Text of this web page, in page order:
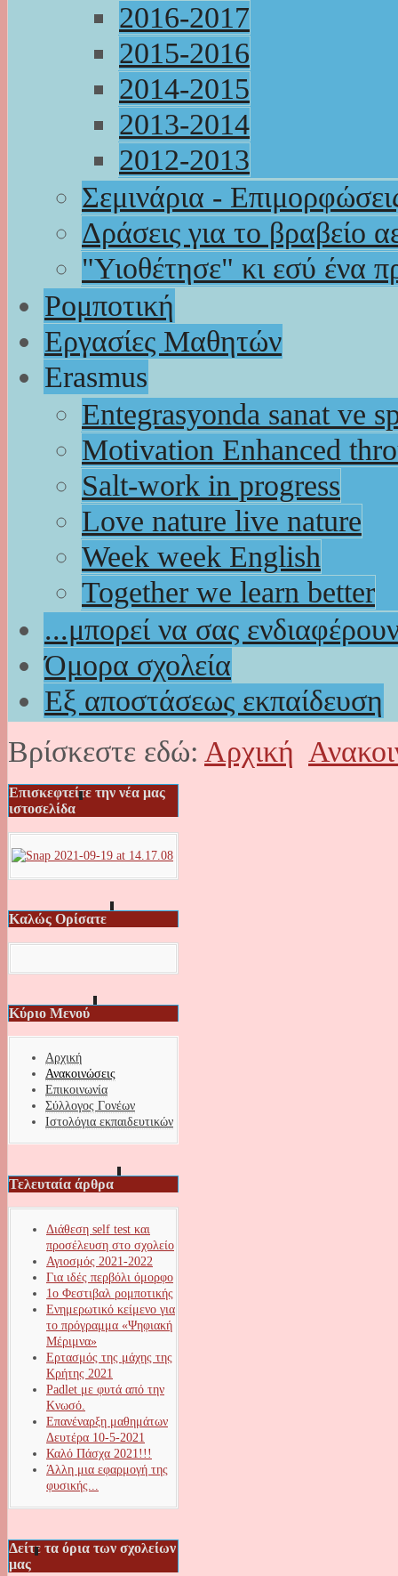
2016-2017
2015-2016
2014-2015
2013-2014
2012-2013
Σεμινάρια -
Δράσεις για το βραβείο
"Υιοθέτησε" κι εσύ ένα
Ρομποτική
Εργασίες Μαθητών
Erasmus
Entegrasyonda sanat ve
Motivation Enhanced
Salt-work in progress
Love nature live nature
Week week English
Together we learn better
...μπορεί να σας
Όμορα σχολεία
Εξ αποστάσεως εκπαίδευση
Βρίσκεστε εδώ: Αρχική
Επισκεφτείτε την νέα μας
ιστοσελίδα
Καλώς Ορίσατε
Κύριο Μενού
Αρχική
Ανακοινώσεις
Επικοινωνία
Σύλλογος Γονέων
Ιστολόγια εκπαιδευτικών
Τελευταία άρθρα
Διάθεση self test και
προσέλευση στο σχολείο
Αγιοσμός 2021-2022
Για ιδές περβόλι όμορφο
1ο Φεστιβαλ ρομποτικής
Ενημερωτικό κείμενο για
το πρόγραμμα «Ψηφιακή
Μέριμνα»
Ερτασμός της μάχης της
Κρήτης 2021
Padlet με φυτά από την
Κνωσό.
Επανέναρξη μαθημάτων
Δευτέρα 10-5-2021
Καλό Πάσχα 2021!!!
Άλλη μια εφαρμογή της
φυσικής...
Δείτε τα όρια των σχολείων
μας